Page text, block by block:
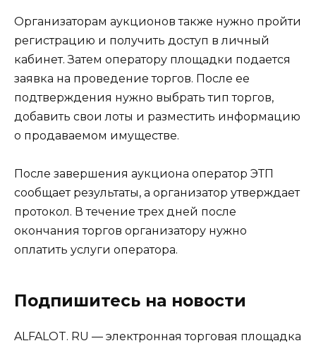
Организаторам аукционов также нужно пройти
регистрацию и получить доступ в личный
кабинет. Затем оператору площадки подается
заявка на проведение торгов. После ее
подтверждения нужно выбрать тип торгов,
добавить свои лоты и разместить информацию
о продаваемом имуществе.
После завершения аукциона оператор ЭТП
сообщает результаты, а организатор утверждает
протокол. В течение трех дней после
окончания торгов организатору нужно
оплатить услуги оператора.
Подпишитесь на новости
ALFALOT. RU — электронная торговая площадка